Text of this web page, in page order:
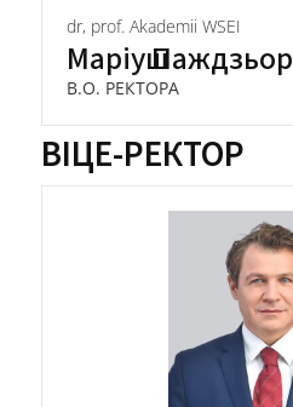
dr, prof. Akademii WSEI
МаріушПаждзьор
В.О. РЕКТОРА
ВІЦЕ-РЕКТОР